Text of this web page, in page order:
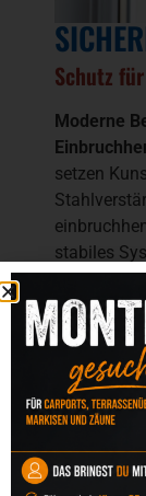
Schutz
Moderne
setzen
stabiles
schützt.
Sie